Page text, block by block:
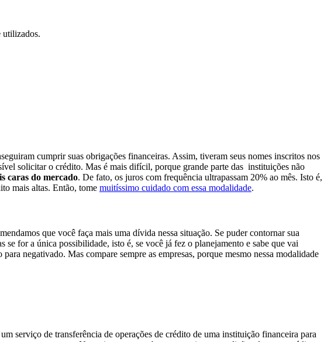
utilizados.
cumprir suas obrigações financeiras. Assim, tiveram seus nomes inscritos nos
solicitar o crédito. Mas é mais difícil, porque grande parte das instituições não
caras do mercado. De fato, os juros com frequência ultrapassam 20% ao mês. Isto é,
mais altas. Então, tome muitíssimo cuidado com essa modalidade.
que você faça mais uma dívida nessa situação. Se puder contornar sua
for a única possibilidade, isto é, se você já fez o planejamento e sabe que vai
negativado. Mas compare sempre as empresas, porque mesmo nessa modalidade
um serviço de transferência de operações de crédito de uma instituição financeira para